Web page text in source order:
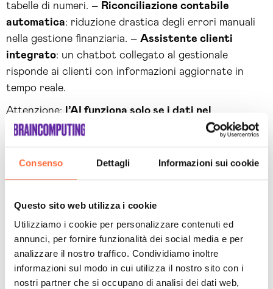
Consenso Dettagli Informazioni sui cookie
Questo sito web utilizza i cookie
Utilizziamo i cookie per personalizzare contenuti ed
annunci, per fornire funzionalità dei social media e per
analizzare il nostro traffico. Condividiamo inoltre
informazioni sul modo in cui utilizza il nostro sito con i
nostri partner che si occupano di analisi dei dati web,
tabelle di numeri. – Riconciliazione contabile
automatica: riduzione drastica degli errori manuali
nella gestione finanziaria. – Assistente clienti
integrato: un chatbot collegato al gestionale
risponde ai clienti con informazioni aggiornate in
tempo reale.
Attenzione: l’AI funziona solo se i dati nel
gestionale sono puliti e strutturati
. Un sistema con
dall’AI: produce rumore. La qualità dei dati è il
prerequisito di qualsiasi integrazione AI.
Leggi anche:Agenti AI in azienda: cosa sono e
come usarli senza sprecare budget– come gli
agenti AI si integrano con i sistemi gestionali per
automatizzare processi complessi.